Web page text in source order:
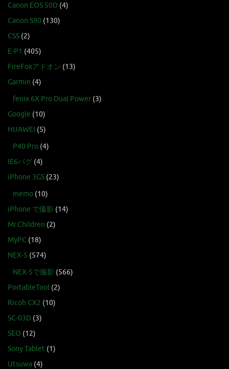
Canon EOS 50D (4)
Canon S90 (130)
CSS (2)
E-P1 (405)
FireFoxアドオン (13)
Garmin (4)
fenix 6X Pro Dual Power (3)
Google (10)
HUAWEI (5)
P40 Pro (4)
IE6バグ (4)
iPhone 3GS (23)
memo (10)
iPhone で撮影 (14)
Mr.Children (2)
MyPC (18)
NEX-5 (574)
NEX-5で撮影 (566)
PortableTool (2)
Ricoh CX2 (10)
SC-03D (3)
SEO (12)
Sony Tablet (1)
Utsuwa (4)